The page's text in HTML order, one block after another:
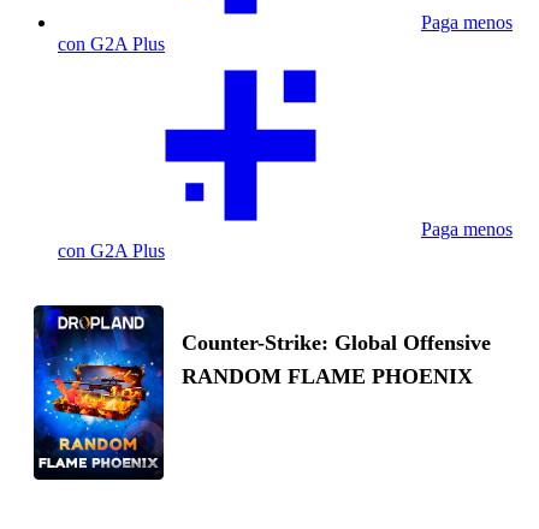
Paga menos
con G2A Plus
Paga menos
con G2A Plus
Counter-Strike: Global Offensive
RANDOM FLAME PHOENIX